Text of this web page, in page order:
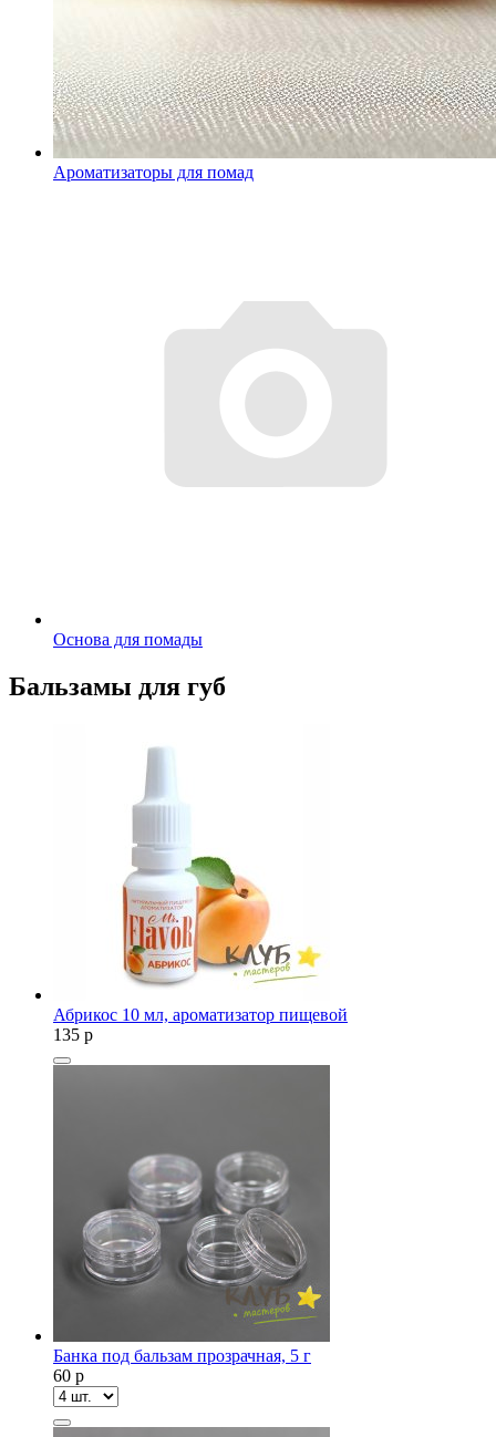
Ароматизаторы для помад
Основа для помады
Бальзамы для губ
Абрикос 10 мл, ароматизатор пищевой
135 p
Банка под бальзам прозрачная, 5 г
60 p